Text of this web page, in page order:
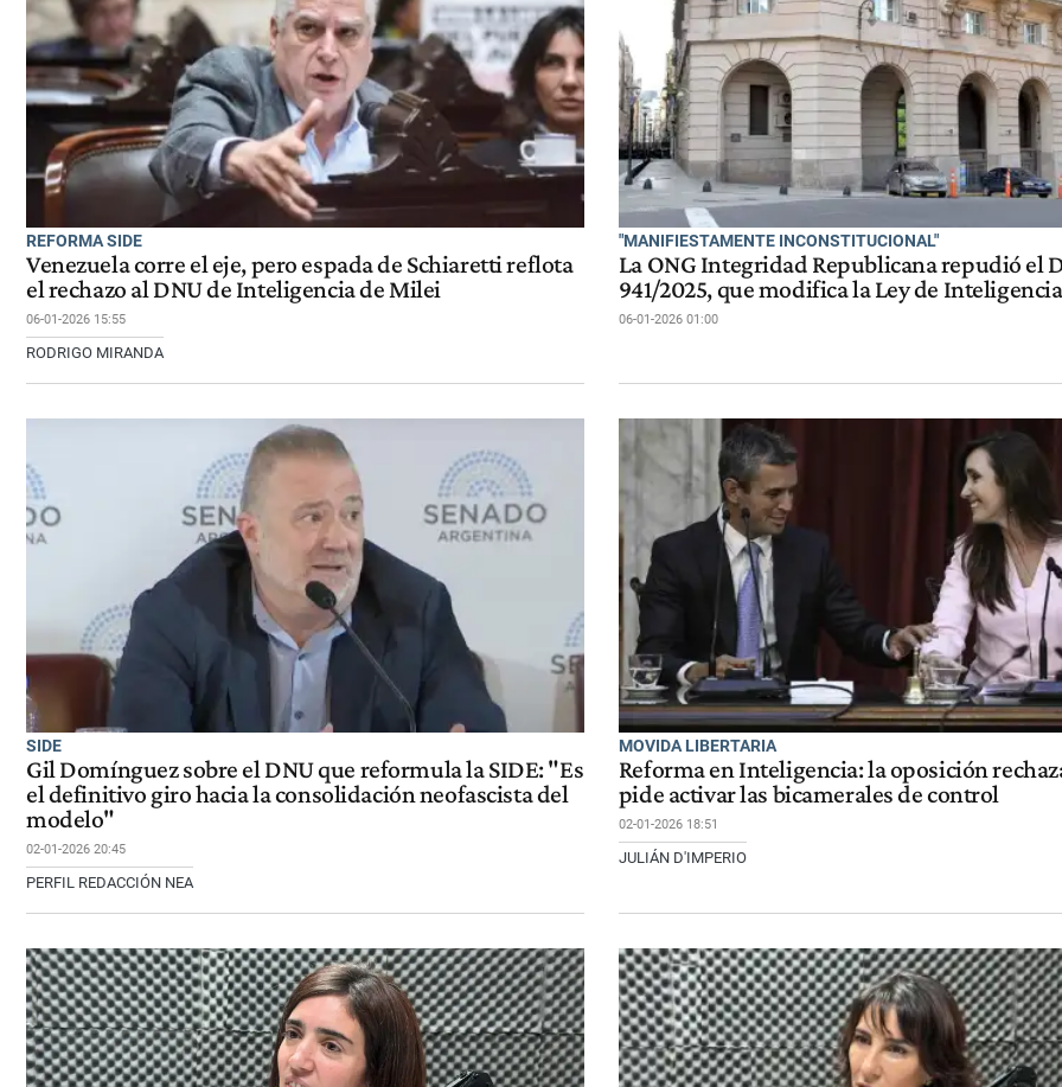
REFORMA SIDE
Venezuela corre el eje, pero espada de Schiaretti reflota
el rechazo al DNU de Inteligencia de Milei
06-01-2026 15:55
RODRIGO MIRANDA
"MANIFIESTAMENTE INCONSTITUCIONAL"
La ONG Integridad Republicana repudió el
941/2025, que modifica la Ley de
06-01-2026 01:00
SIDE
Gil Domínguez sobre el DNU que reformula la SIDE: "Es
el definitivo giro hacia la consolidación neofascista del
modelo"
02-01-2026 20:45
PERFIL REDACCIÓN NEA
MOVIDA LIBERTARIA
Reforma en Inteligencia: la oposición
pide activar las bicamerales de control
02-01-2026 18:51
JULIÁN D'IMPERIO